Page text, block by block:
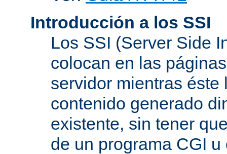
Introducción a los SSI
Los SSI (Server Side
colocan en las
servidor mientras
contenido generado
existente, sin tener
de un programa CGI